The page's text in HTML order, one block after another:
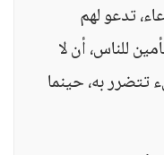
تدعو لهم
للناس، أن لا
به، حينما